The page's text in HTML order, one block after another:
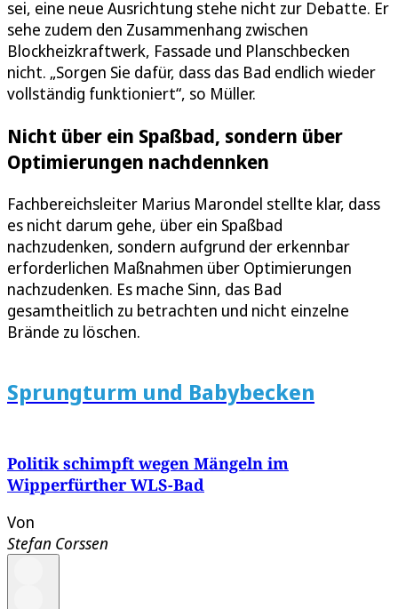
sei, eine neue Ausrichtung stehe nicht zur Debatte. Er
sehe zudem den Zusammenhang zwischen
Blockheizkraftwerk, Fassade und Planschbecken
nicht. „Sorgen Sie dafür, dass das Bad endlich wieder
vollständig funktioniert“, so Müller.
Nicht über ein Spaßbad, sondern über
Optimierungen nachdennken
Fachbereichsleiter Marius Marondel stellte klar, dass
es nicht darum gehe, über ein Spaßbad
nachzudenken, sondern aufgrund der erkennbar
erforderlichen Maßnahmen über Optimierungen
nachzudenken. Es mache Sinn, das Bad
gesamtheitlich zu betrachten und nicht einzelne
Brände zu löschen.
Sprungturm und Babybecken
Politik schimpft wegen Mängeln im
Wipperfürther WLS-Bad
Von
Stefan Corssen